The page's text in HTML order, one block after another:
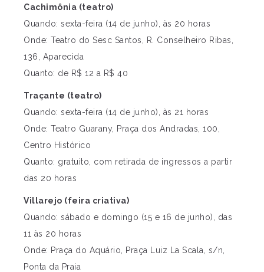
Cachimônia (teatro)
Quando: sexta-feira (14 de junho), às 20 horas
Onde: Teatro do Sesc Santos, R. Conselheiro Ribas,
136, Aparecida
Quanto: de R$ 12 a R$ 40
Traçante (teatro)
Quando: sexta-feira (14 de junho), às 21 horas
Onde: Teatro Guarany, Praça dos Andradas, 100,
Centro Histórico
Quanto: gratuito, com retirada de ingressos a partir
das 20 horas
Villarejo (feira criativa)
Quando: sábado e domingo (15 e 16 de junho), das
11 às 20 horas
Onde: Praça do Aquário, Praça Luiz La Scala, s/n,
Ponta da Praia